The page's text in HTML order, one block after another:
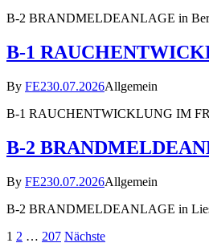
B-2 BRANDMELDEANLAGE in
B-1
By FE230.07.2026Allgemein
B-1 RAUCHENTWICKLUNG IM
B-2
By FE230.07.2026Allgemein
B-2 BRANDMELDEANLAGE in
Seitennummerierung
1 2 … 207 Nächste